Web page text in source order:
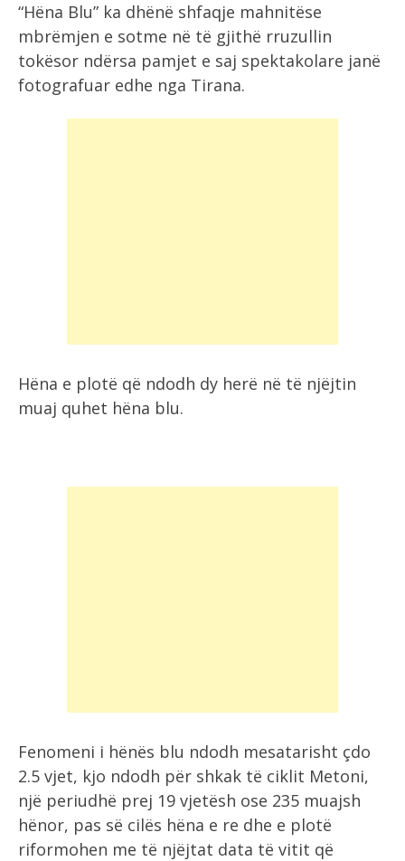
“Hëna Blu” ka dhënë shfaqje mahnitëse
mbrëmjen e sotme në të gjithë rruzullin
tokësor ndërsa pamjet e saj spektakolare janë
fotografuar edhe nga Tirana.
Hëna e plotë që ndodh dy herë në të njëjtin
muaj quhet hëna blu.
Fenomeni i hënës blu ndodh mesatarisht çdo
2.5 vjet, kjo ndodh për shkak të ciklit Metoni,
një periudhë prej 19 vjetësh ose 235 muajsh
hënor, pas së cilës hëna e re dhe e plotë
riformohen me të njëjtat data të vitit që